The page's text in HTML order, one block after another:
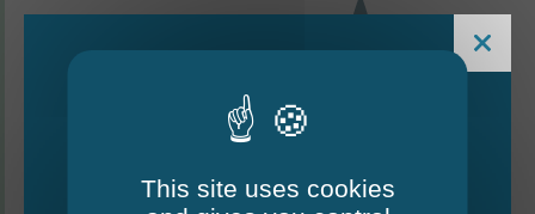
This site uses cookies